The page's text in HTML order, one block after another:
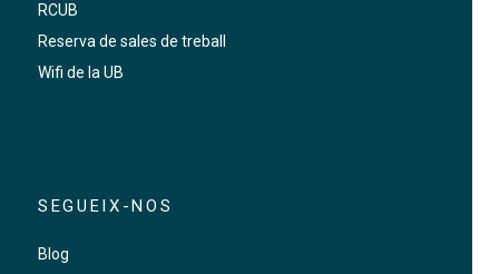
RCUB
Reserva de sales de treball
Wifi de la UB
SEGUEIX-NOS
Blog